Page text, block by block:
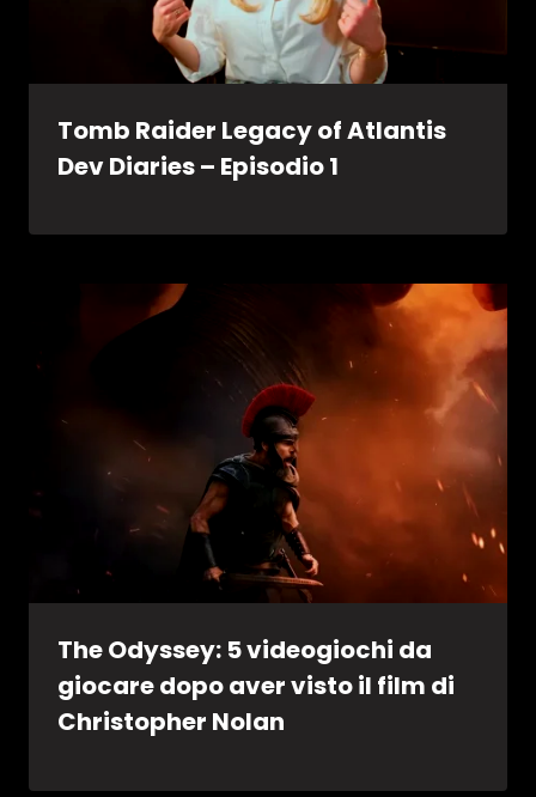
Tomb Raider Legacy of Atlantis
Dev Diaries – Episodio 1
The Odyssey: 5 videogiochi da
giocare dopo aver visto il film di
Christopher Nolan